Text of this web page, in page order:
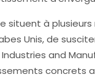
situent à
Unis, de
and
concrets